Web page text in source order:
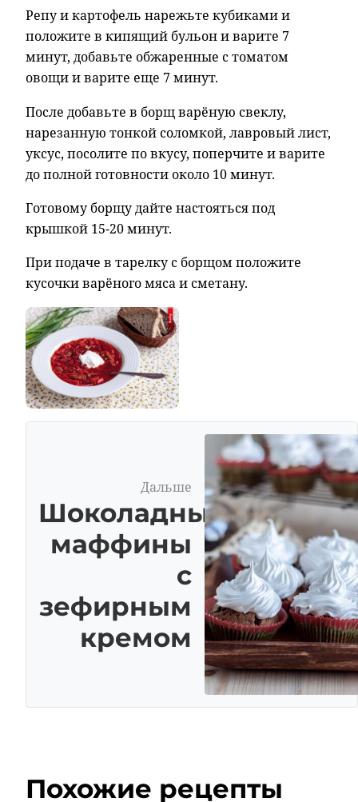
Репу и картофель нарежьте кубиками и
положите в кипящий бульон и варите 7
минут, добавьте обжаренные с томатом
овощи и варите еще 7 минут.
После добавьте в борщ варёную свеклу,
нарезанную тонкой соломкой, лавровый лист,
уксус, посолите по вкусу, поперчите и варите
до полной готовности около 10 минут.
Готовому борщу дайте настояться под
крышкой 15-20 минут.
При подаче в тарелку с борщом положите
кусочки варёного мяса и сметану.
Дальше
Шоколадные
маффины
с
зефирным
кремом
Похожие рецепты